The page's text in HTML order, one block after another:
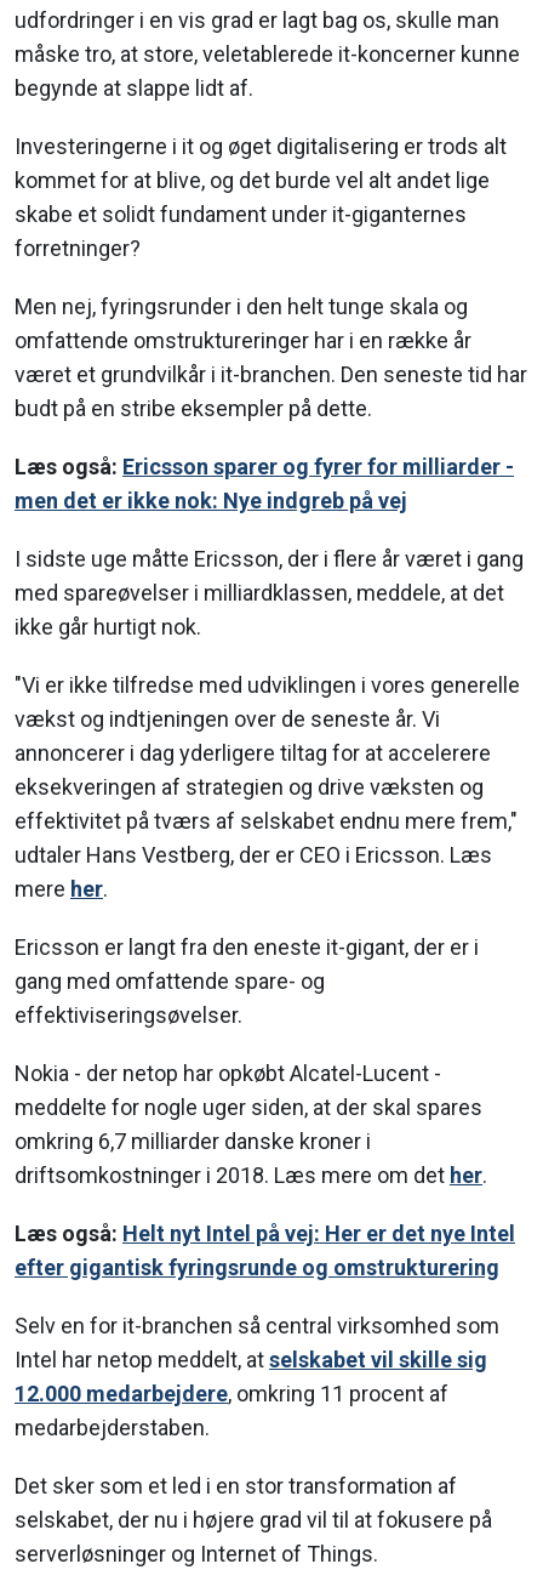
udfordringer i en vis grad er lagt bag os, skulle man
måske tro, at store, veletablerede it-koncerner kunne
begynde at slappe lidt af.
Investeringerne i it og øget digitalisering er trods alt
kommet for at blive, og det burde vel alt andet lige
skabe et solidt fundament under it-giganternes
forretninger?
Men nej, fyringsrunder i den helt tunge skala og
omfattende omstruktureringer har i en række år
været et grundvilkår i it-branchen. Den seneste tid har
budt på en stribe eksempler på dette.
Læs også: Ericsson sparer og fyrer for milliarder -
men det er ikke nok: Nye indgreb på vej
I sidste uge måtte Ericsson, der i flere år været i gang
med spareøvelser i milliardklassen, meddele, at det
ikke går hurtigt nok.
"Vi er ikke tilfredse med udviklingen i vores generelle
vækst og indtjeningen over de seneste år. Vi
annoncerer i dag yderligere tiltag for at accelerere
eksekveringen af strategien og drive væksten og
effektivitet på tværs af selskabet endnu mere frem,"
udtaler Hans Vestberg, der er CEO i Ericsson. Læs
mere her.
Ericsson er langt fra den eneste it-gigant, der er i
gang med omfattende spare- og
effektiviseringsøvelser.
Nokia - der netop har opkøbt Alcatel-Lucent -
meddelte for nogle uger siden, at der skal spares
omkring 6,7 milliarder danske kroner i
driftsomkostninger i 2018. Læs mere om det her.
Læs også: Helt nyt Intel på vej: Her er det nye Intel
efter gigantisk fyringsrunde og omstrukturering
Selv en for it-branchen så central virksomhed som
Intel har netop meddelt, atselskabet vil skille sig
12.000 medarbejdere, omkring 11 procent af
medarbejderstaben.
Det sker som et led i en stor transformation af
selskabet, der nu i højere grad vil til at fokusere på
serverløsninger og Internet of Things.